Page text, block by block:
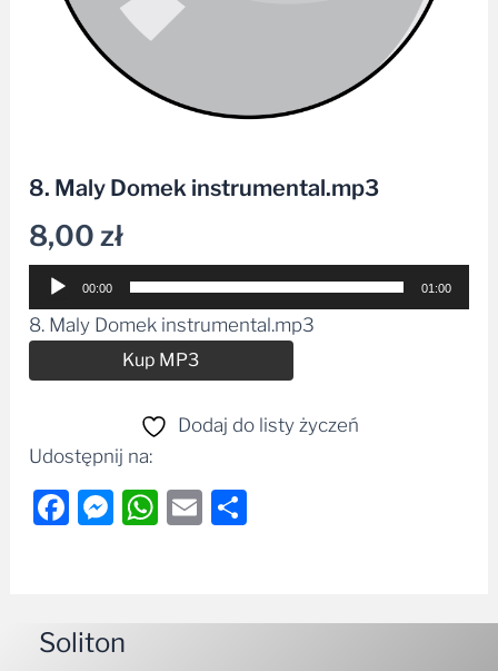
8. Maly Domek instrumental.mp3
8,00zł
Odtwarzacz
plików
dźwiękowych
00:00 01:00
8. Maly Domek instrumental.mp3
Kup MP3
Dodaj do listy życzeń
Udostępnij na:
Facebook
Messenger
WhatsApp
Email
Soliton